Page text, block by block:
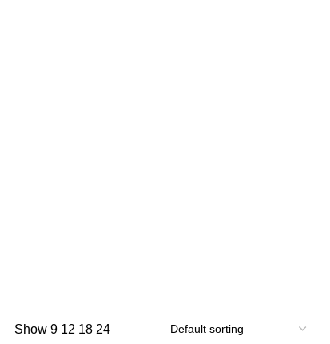
Show 9 12 18 24